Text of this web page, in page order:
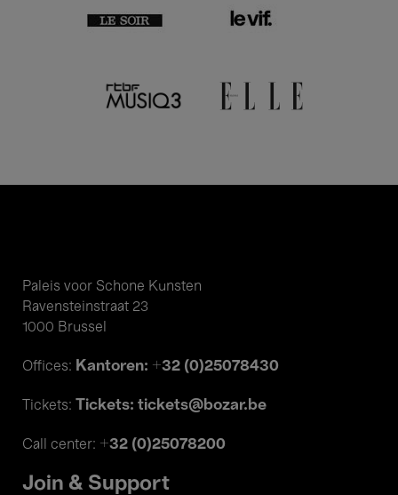
Paleis voor Schone Kunsten
Ravensteinstraat 23
1000 Brussel
Offices: Kantoren: +32 (0)25078430
Tickets: Tickets: tickets@bozar.be
Call center: +32 (0)25078200
Join & Support